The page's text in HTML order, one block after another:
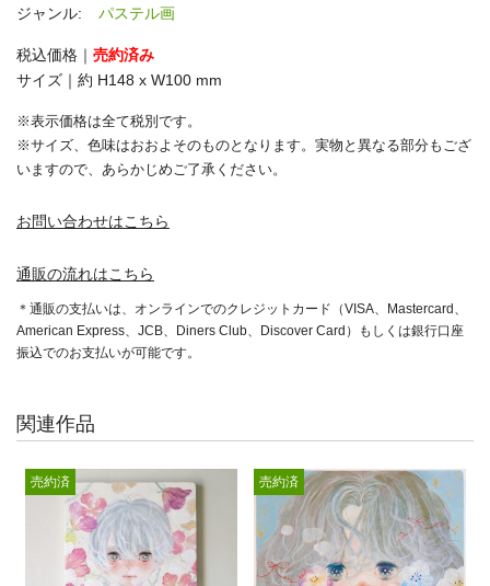
ジャンル: パステル画
税込価格｜ 売約済み
サイズ｜約 H148 x W100 mm
※表示価格は全て税別です。
※サイズ、色味はおおよそのものとなります。実物と異なる部分もござ
いますので、あらかじめご了承ください。
お問い合わせはこちら
通販の流れはこちら
＊通販の支払いは、オンラインでのクレジットカード（VISA、Mastercard、
American Express、JCB、Diners Club、Discover Card）もしくは銀行口座
振込でのお支払いが可能です。
関連作品
売約済 売約済